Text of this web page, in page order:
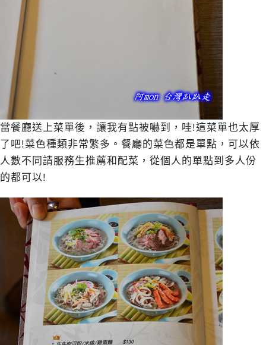
當餐廳送上菜單後，讓我有點被嚇到，哇!這菜單也太厚
了吧!菜色種類非常繁多。餐廳的菜色都是單點，可以依
人數不同請服務生推薦和配菜，從個人的單點到多人份
的都可以!